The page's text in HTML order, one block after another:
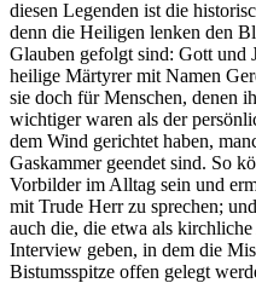
diesen Legenden ist die
denn die Heiligen lenken den
Glauben gefolgt sind: Gott und
heilige Märtyrer mit Namen
sie doch für Menschen, denen
wichtiger waren als der
dem Wind gerichtet haben,
Gaskammer geendet sind. So
Vorbilder im Alltag sein und
mit Trude Herr zu sprechen;
auch die, die etwa als
Interview geben, in dem die
Bistumsspitze offen gelegt